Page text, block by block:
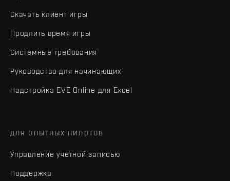
Скачать клиент игры
Продлить время игры
Системные требования
Руководство для начинающих
Надстройка EVE Online для Excel
ДЛЯ ОПЫТНЫХ ПИЛОТОВ
Управление учетной записью
Поддержка